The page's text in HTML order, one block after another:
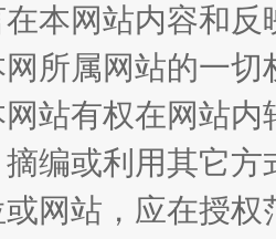
在本网站内容和
所属网站的一
站有权在网站
编或利用其它
网站，应在授